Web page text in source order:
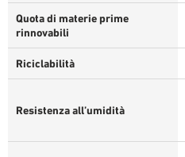
Quota di materie prime
rinnovabili
Riciclabilità
Resistenza all’umidità